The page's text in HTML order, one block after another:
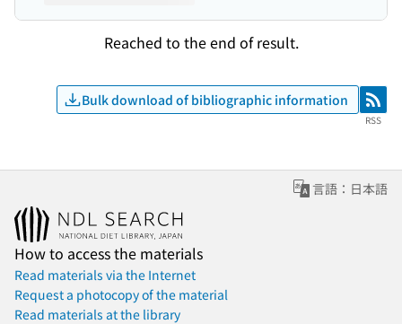
Reached to the end of result.
Bulk download of bibliographic information RSS
RSS
言語：日本語
How to access the materials
Read materials via the Internet
Request a photocopy of the material
Read materials at the library